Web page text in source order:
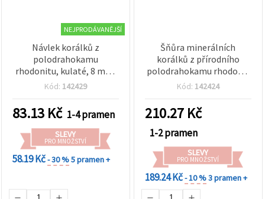
NEJPRODÁVANĚJŠÍ
Návlek korálků z
polodrahokamu
rhodonitu, kulaté, 8 mm,
~45 ks
Kód: 142429
83.13 Kč 1-4 pramen
SLEVY
PRO MNOŽSTVÍ
58.19 Kč- 30 %5 pramen +
Šňůra minerálních
korálků z přírodního
polodrahokamu rhodonit
Black Lace, kulaté 10 mm,
Kód: 142424
210.27 Kč
1-2 pramen
SLEVY
PRO MNOŽSTVÍ
189.24 Kč- 10 %3 pramen +